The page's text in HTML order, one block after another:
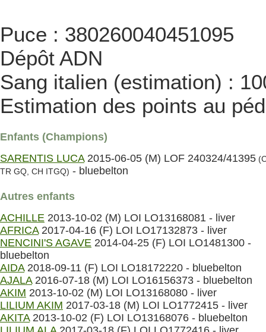
Puce : 380260040451095
Dépôt ADN
Sang italien (estimation) :
Estimation des points au
Enfants (Champions)
SARENTIS LUCA2015-06-05 (M) LOF 240324/41395
TR GQ, CH ITGQ) - bluebelton
Autres enfants
ACHILLE 2013-10-02 (M) LOI LO13168081 - liver
AFRICA2017-04-16 (F) LOI LO17132873 - liver
NENCINI'S AGAVE 2014-04-25 (F) LOI LO1481300 -
bluebelton
AIDA2018-09-11 (F) LOI LO18172220 - bluebelton
AJALA2016-07-18 (M) LOI LO16156373 - bluebelton
AKIM 2013-10-02 (M) LOI LO13168080 - liver
LILIUM AKIM 2017-03-18 (M) LOI LO1772415 - liver
AKITA2013-10-02 (F) LOI LO13168076 - bluebelton